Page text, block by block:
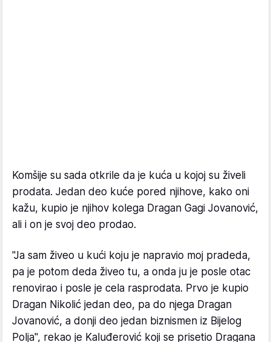
Komšije su sada otkrile da je kuća u kojoj su živeli
prodata. Jedan deo kuće pored njihove, kako oni
kažu, kupio je njihov kolega Dragan Gagi Jovanović,
ali i on je svoj deo prodao.
"Ja sam živeo u kući koju je napravio moj pradeda,
pa je potom deda živeo tu, a onda ju je posle otac
renovirao i posle je cela rasprodata. Prvo je kupio
Dragan Nikolić jedan deo, pa do njega Dragan
Jovanović, a donji deo jedan biznismen iz Bijelog
Polja", rekao je Kaluđerović koji se prisetio Dragana